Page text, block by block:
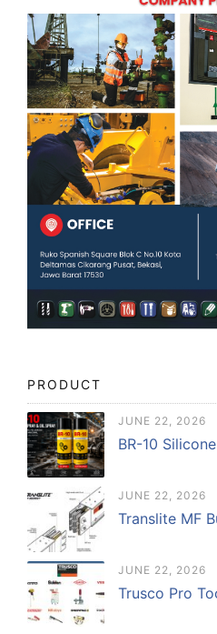
PRODUCT
JUNE 22, 2026
BR-10
JUNE 22, 2026
Translite MF
JUNE 22, 2026
Trusco Pro